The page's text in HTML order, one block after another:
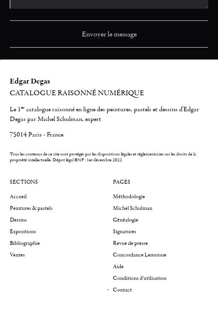
Edgar Degas
CATALOGUE RAISONNÉ NUMÉRIQUE
Le 1er catalogue raisonné en ligne des peintures, pastels et dessins d'Edgar
Degas par Michel Schulman, expert
75014 Paris - France
Tous les contenus de ce site sont protégés par les dispositions légales et réglementaires sur les droits de la
propriété intellectuelle.Dépot légal BNF : 1er décembre 2022
SECTIONS
Accueil
Peintures & pastels
Dessins
Expositions
Bibliographie
Ventes
PAGES
Méthodologie
Michel Schulman
Généalogie
Signatures
Revue de presse
Concordance Lemoisne
Aide
Conditions d'utilisation
Contact